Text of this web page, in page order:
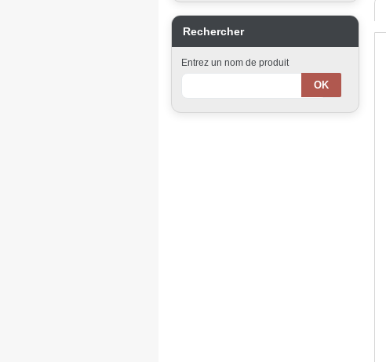
Rechercher
Entrez un nom de produit